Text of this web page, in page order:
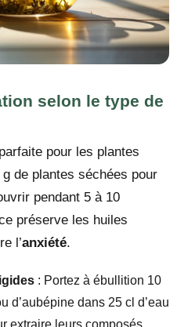
selon le type de
pour les plantes
de plantes séchées pour
pendant 5 à 10
préserve les huiles
l’anxiété.
: Portez à ébullition 10
d’aubépine dans 25 cl d’eau
extraire leurs composés